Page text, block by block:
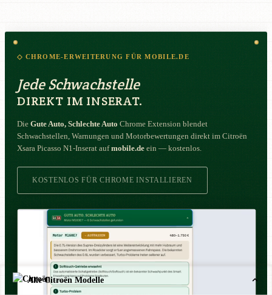
◇ CHROME-ERWEITERUNG FÜR MOBILE.DE
Jede Schwachstelle
DIREKT IM INSERAT.
Die Gute Auto, Schlechte Auto Chrome Extension blendet
Schwachstellen, Warnungen und Motorbewertungen direkt im Citroën
Xsara Picasso N1-Inserat aufmobile.de ein — kostenlos.
KOSTENLOS FÜR CHROME INSTALLIEREN
Alle Citroën Modelle